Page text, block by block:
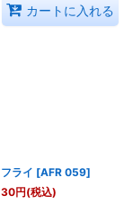
カートに入れる
フライ [AFR 059]
30円(税込)